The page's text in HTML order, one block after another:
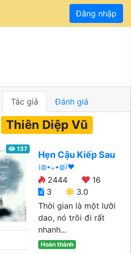
Đăng nhập
Tác giả Đánh giá
Thiên Diệp Vũ
137
Hẹn Cậu Kiếp Sau
(◍•ᴗ•◍)❤
2444
16
3
3.0
Thời gian là một lưỡi
dao, nó trôi đi rất
nhanh...
Hoàn thành